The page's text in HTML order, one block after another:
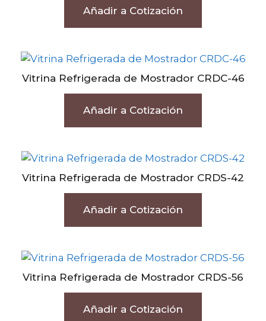
Añadir a Cotización
Vitrina Refrigerada de Mostrador CRDC-46
Añadir a Cotización
Vitrina Refrigerada de Mostrador CRDS-42
Añadir a Cotización
Vitrina Refrigerada de Mostrador CRDS-56
Añadir a Cotización